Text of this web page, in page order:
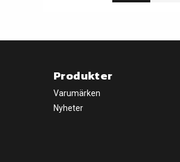
Produkter
Varumärken
Nyheter